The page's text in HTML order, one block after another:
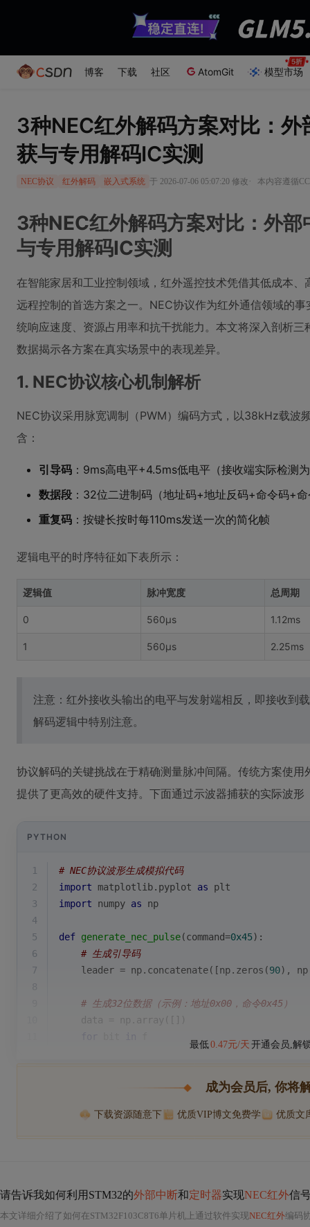
博客 下载 社区 AtomGit 模型市场
3种NEC红外解码方案对比：
获与专用解码IC实测
NEC协议 红外解码 嵌入式系统 于 2026-07-06 05:07:20 修改 · 本内容遵循
3种NEC红外解码方案对比：外
与专用解码IC实测
在智能家居和工业控制领域，红外遥控技术凭借其低成本
远程控制的首选方案之一。NEC协议作为红外通信领域的
统响应速度、资源占用率和抗干扰能力。本文将深入剖析
数据揭示各方案在真实场景中的表现差异。
1. NEC协议核心机制解析
NEC协议采用脉宽调制（PWM）编码方式，以38kHz载波
含：
引导码 ：9ms高电平+4.5ms低电平（接收端实际检测
数据段 ：32位二进制码（地址码+地址反码+命令码+
重复码 ：按键长按时每110ms发送一次的简化帧
逻辑电平的时序特征如下表所示：
逻辑值 脉冲宽度 总周期
0 560μs 1.12ms
1 560μs 2.25ms
注意：红外接收头输出的电平与发射端相反，即接收到
解码逻辑中特别注意。
协议解码的关键挑战在于精确测量脉冲间隔。传统方案使
提供了更高效的硬件支持。下面通过示波器捕获的实际波形
PYTHON
1
# NEC协议波形生成模拟代码
2
import matplotlib.pyplot as plt
3
import numpy as np
4
5
def generate_nec_pulse(command=0x45):
6
# 生成引导码
7
    leader = np.concatenate([np.zeros(
90),
# 生成32位数据（示例：地址0x00，命令0x45）
    data = np.array([])
最低0.47元/天 开通会员,解
成为会员后, 你将
下载资源随意下 优质VIP博文免费学 优质文
请告诉我如何利用STM32的外部中断和定时器实现NEC红外信
本文详细介绍了如何在STM32F103C8T6单片机上通过软件实现NEC红外编码